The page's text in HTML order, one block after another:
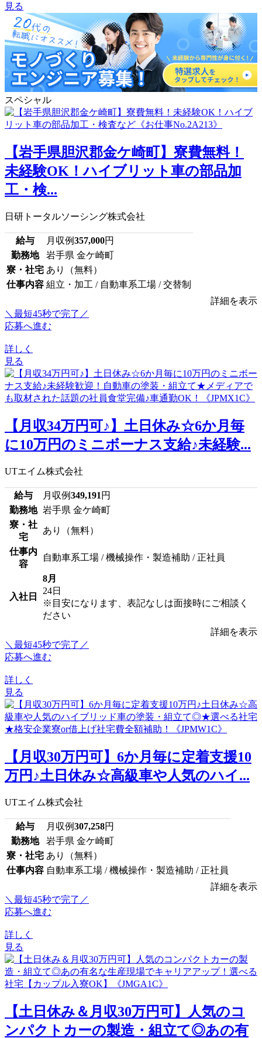
見る
スペシャル
【岩手県胆沢郡金ケ崎町】寮費無料！
未経験OK！ハイブリット車の部品加
工・検...
日研トータルソーシング株式会社
給与 月収例357,000円
勤務地
岩手県 金ケ崎町
寮・社宅 あり（無料）
仕事内容 組立・加工 / 自動車系工場 / 交替制
詳細を表示
＼最短45秒で完了／
応募へ進む
詳しく
見る
【月収34万円可♪】土日休み☆6か月毎
に10万円のミニボーナス支給♪未経験...
UTエイム株式会社
給与 月収例349,191 円
勤務地 岩手県 金ケ崎町
寮・社
宅
あり（無料）
仕事内
容
自動車系工場 / 機械操作・製造補助 / 正社員
入社日
8月
24日
※目安になります、表記なしは面接時にご相談く
ださい
詳細を表示
＼最短45秒で完了／
応募へ進む
詳しく
見る
【月収30万円可】6か月毎に定着支援10
万円♪土日休み☆高級車や人気のハイ...
UTエイム株式会社
給与 月収例307,258円
勤務地
岩手県 金ケ崎町
寮・社宅 あり（無料）
仕事内容 自動車系工場 / 機械操作・製造補助 / 正社員
詳細を表示
＼最短45秒で完了／
応募へ進む
詳しく
見る
【土日休み＆月収30万円可】人気のコ
ンパクトカーの製造・組立て◎あの有